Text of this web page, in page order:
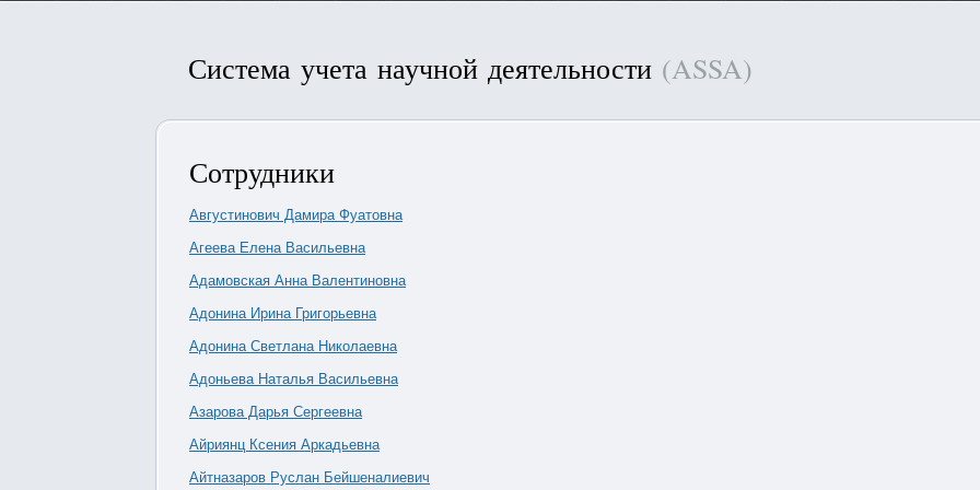
Система учета научной деятельности (ASSA)
Сотрудники
Августинович Дамира Фуатовна
Агеева Елена Васильевна
Адамовская Анна Валентиновна
Адонина Ирина Григорьевна
Адонина Светлана Николаевна
Адоньева Наталья Васильевна
Азарова Дарья Сергеевна
Айриянц Ксения Аркадьевна
Айтназаров Руслан Бейшеналиевич